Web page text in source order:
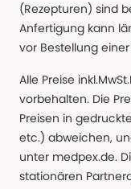
(Rezepturen) sind
Anfertigung kann
vor Bestellung
Alle Preise
vorbehalten. Die
Preisen in
etc.) abweichen,
unter medpex.de.
stationären